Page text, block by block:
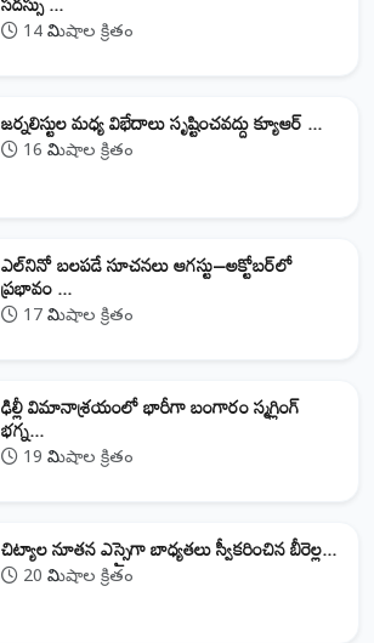
14 నిమిషాల క్రితం
జర్నలిస్టుల మధ్య విభేదాలు సృష్టించవద్దు క్యూఆర్‌ ...
16 నిమిషాల క్రితం
ఎల్‌నినో బలపడే సూచనలు ఆగస్టు–అక్టోబర్‌లో
ప్రభావం ...
17 నిమిషాల క్రితం
ఢిల్లీ విమానాశ్రయంలో భారీగా బంగారం స్మగ్లింగ్
భగ్న...
19 నిమిషాల క్రితం
​చిట్యాల నూతన ఎస్సైగా బాధ్యతలు స్వీకరించిన బీరెల్ల...
20 నిమిషాల క్రితం